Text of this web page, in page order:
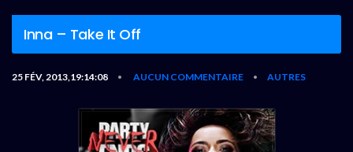
Inna – Take It Off
25 FÉV, 2013,19:14:08 • AUCUN COMMENTAIRE • AUTRES